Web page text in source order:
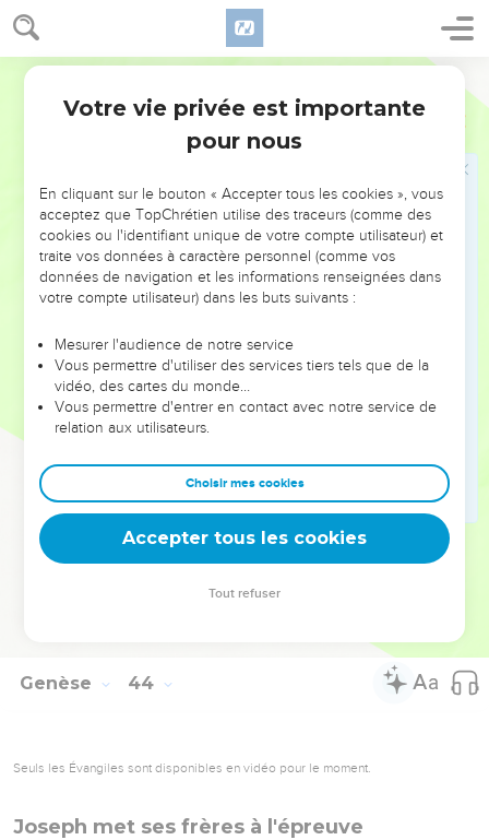
Genèse 43
Et il leur demanda comment ils se portaient, et il leur dit :
Votre vieux père, dont vous m'avez parlé, se porte-t-il bien ?
Vit-il encore ?
Et ils répondirent : Ton serviteur notre père se porte bien ;
il vit encore. Et ils s'inclinèrent, et se prosternèrent.
Et, levant les yeux, il vit Benjamin son frère, fils de sa
mère, et dit : Est-ce là votre jeune frère, dont vous m'avez
parlé ? Et il lui dit : Dieu te fasse miséricorde, mon fils !
Et Joseph se hâta, car ses entrailles étaient émues pour
son frère, et il chercha un lieu pour pleurer ; et il entra dans
la chambre intérieure et y pleura.
dit : Servez le pain.
Et on le servit à part, et eux à part ; et les Égyptiens qui
mangeaient avec lui furent aussi servis à part, parce que les
Égyptiens ne peuvent manger le pain avec les Hébreux ; car
c'est une abomination pour les Égyptiens.
Ils s'assirent donc en sa présence, l'aîné selon son droit
d'aînesse, et le plus jeune selon son âge. Et ces hommes se
regardaient l'un l'autre avec étonnement.
Et il leur fit porter des mets de devant lui ; mais la portion
tous les autres ; et ils burent et firent bonne chère avec lui.
Genèse 44
Seuls les Évangiles sont disponibles en vidéo pour le moment.
Joseph met ses frères à l'épreuve
Votre vie privée est importante
pour nous
En cliquant sur le bouton « Accepter tous les cookies », vous
acceptez que TopChrétien utilise des traceurs (comme des
cookies ou l'identifiant unique de votre compte utilisateur) et
traite vos données à caractère personnel (comme vos
données de navigation et les informations renseignées dans
votre compte utilisateur) dans les buts suivants :
Mesurer l'audience de notre service
Vous permettre d'utiliser des services tiers tels que de la
vidéo, des cartes du monde…
Vous permettre d'entrer en contact avec notre service de
relation aux utilisateurs.
Choisir mes cookies
Accepter tous les cookies
Tout refuser